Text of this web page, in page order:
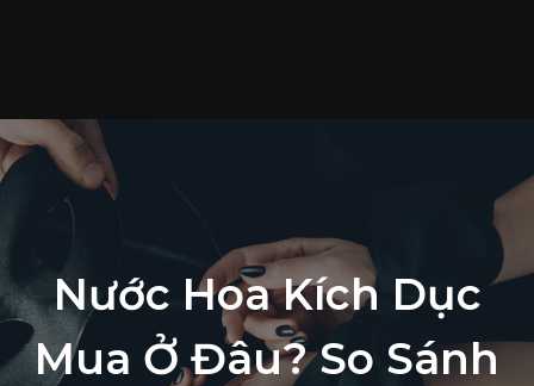
Nước Hoa Kích Dục
Mua Ở Đâu? So Sánh